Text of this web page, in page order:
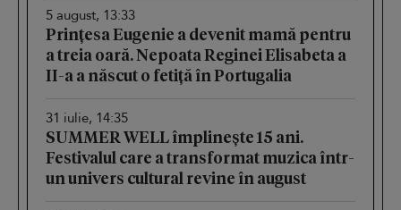
5 august, 13:33
Prințesa Eugenie a devenit mamă pentru
a treia oară. Nepoata Reginei Elisabeta a
II-a a născut o fetiță în Portugalia
31 iulie, 14:35
SUMMER WELL împlinește 15 ani.
Festivalul care a transformat muzica într-
un univers cultural revine în august